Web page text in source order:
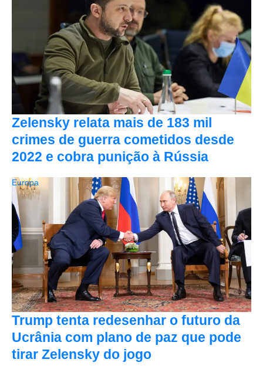
Zelensky relata mais de 183 mil
crimes de guerra cometidos desde
2022 e cobra punição à Rússia
Trump tenta redesenhar o futuro da
Ucrânia com plano de paz que pode
tirar Zelensky do jogo
Europa